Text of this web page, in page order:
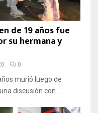
de 19 años fue
su hermana y
0
murió luego de
discusión con...